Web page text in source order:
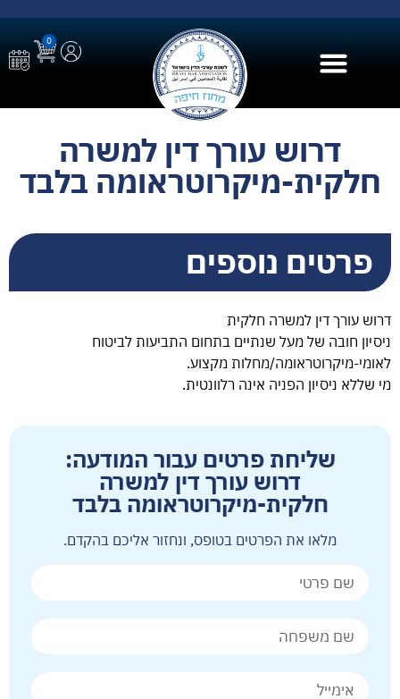
0
דרוש עורך דין למשרה
חלקית-מיקרוטראומה בלבד
פרטים נוספים
דרוש עורך דין למשרה חלקית
ניסיון חובה של מעל שנתיים בתחום התביעות לביטוח
לאומי-מיקרוטראומה/מחלות מקצוע.
מי שללא ניסיון הפניה אינה רלוונטית.
שליחת פרטים עבור המודעה:
דרוש עורך דין למשרה
חלקית-מיקרוטראומה בלבד
מלאו את הפרטים בטופס, ונחזור אליכם בהקדם.